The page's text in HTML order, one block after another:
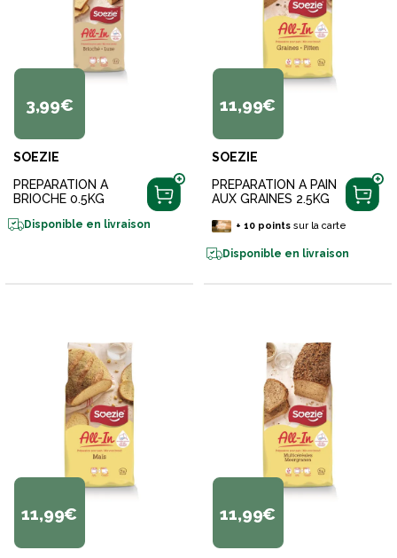
3,99€
SOEZIE
PREPARATION A
BRIOCHE 0.5KG
Disponible en livraison
11,99€
SOEZIE
PREPARATION A PAIN
AUX GRAINES 2.5KG
+ 10pointssur la carte
Disponible en livraison
11,99€ 11,99€